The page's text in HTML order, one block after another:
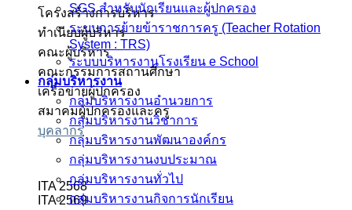
โครงสร้างการบริหาร
ทำเนียบผู้บริหาร
คณะผู้บริหาร
คณะกรรมการสถานศึกษา
เครือข่ายผู้ปกครอง
สมาคมผู้ปกครองและครู
บุคลากร
ITA 2568
ITA 2569
SGS สำหรับนักเรียนและผู้ปกครอง
ระบบการย้ายข้าราชการครู (Teacher Rotation
System : TRS)
ระบบบริหารงานโรงเรียน e School
กลุ่มบริหารงาน
กลุ่มบริหารงานอำนวยการ
กลุ่มบริหารงานวิชาการ
กลุ่มบริหารงานพัฒนาองค์กร
กลุ่มบริหารงานงบประมาณ
กลุ่มบริหารงานทั่วไป
กลุ่มบริหารงานกิจการนักเรียน